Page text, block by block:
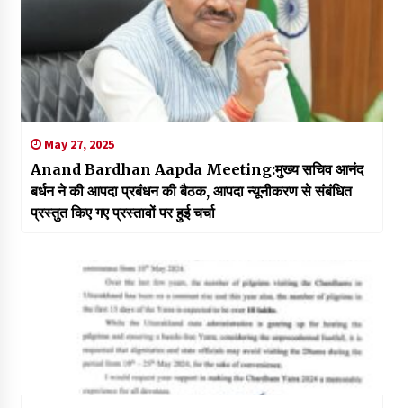
May 27, 2025
Anand Bardhan Aapda Meeting:मुख्य सचिव आनंद
बर्धन ने की आपदा प्रबंधन की बैठक, आपदा न्यूनीकरण से संबंधित
प्रस्तुत किए गए प्रस्तावों पर हुई चर्चा